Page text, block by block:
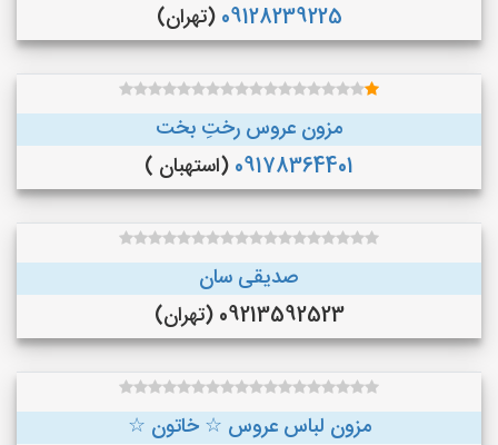
09128239225 (تهران)
مزون عروس رختِ بخت
09178364401 (استهبان )
صدیقی سان
09213592523 (تهران)
مزون لباس عروس ☆ خاتون ☆